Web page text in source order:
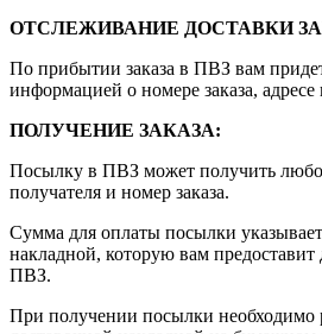
ОТСЛЕЖИВАНИЕ ДОСТАВКИ
По прибытии заказа в ПВЗ вам
информацией о номере заказа,
ПОЛУЧЕНИЕ ЗАКАЗА:
Посылку в ПВЗ может получить
получателя и номер заказа.
Сумма для оплаты посылки
накладной, которую вам
ПВЗ.
При получении посылки необходимо